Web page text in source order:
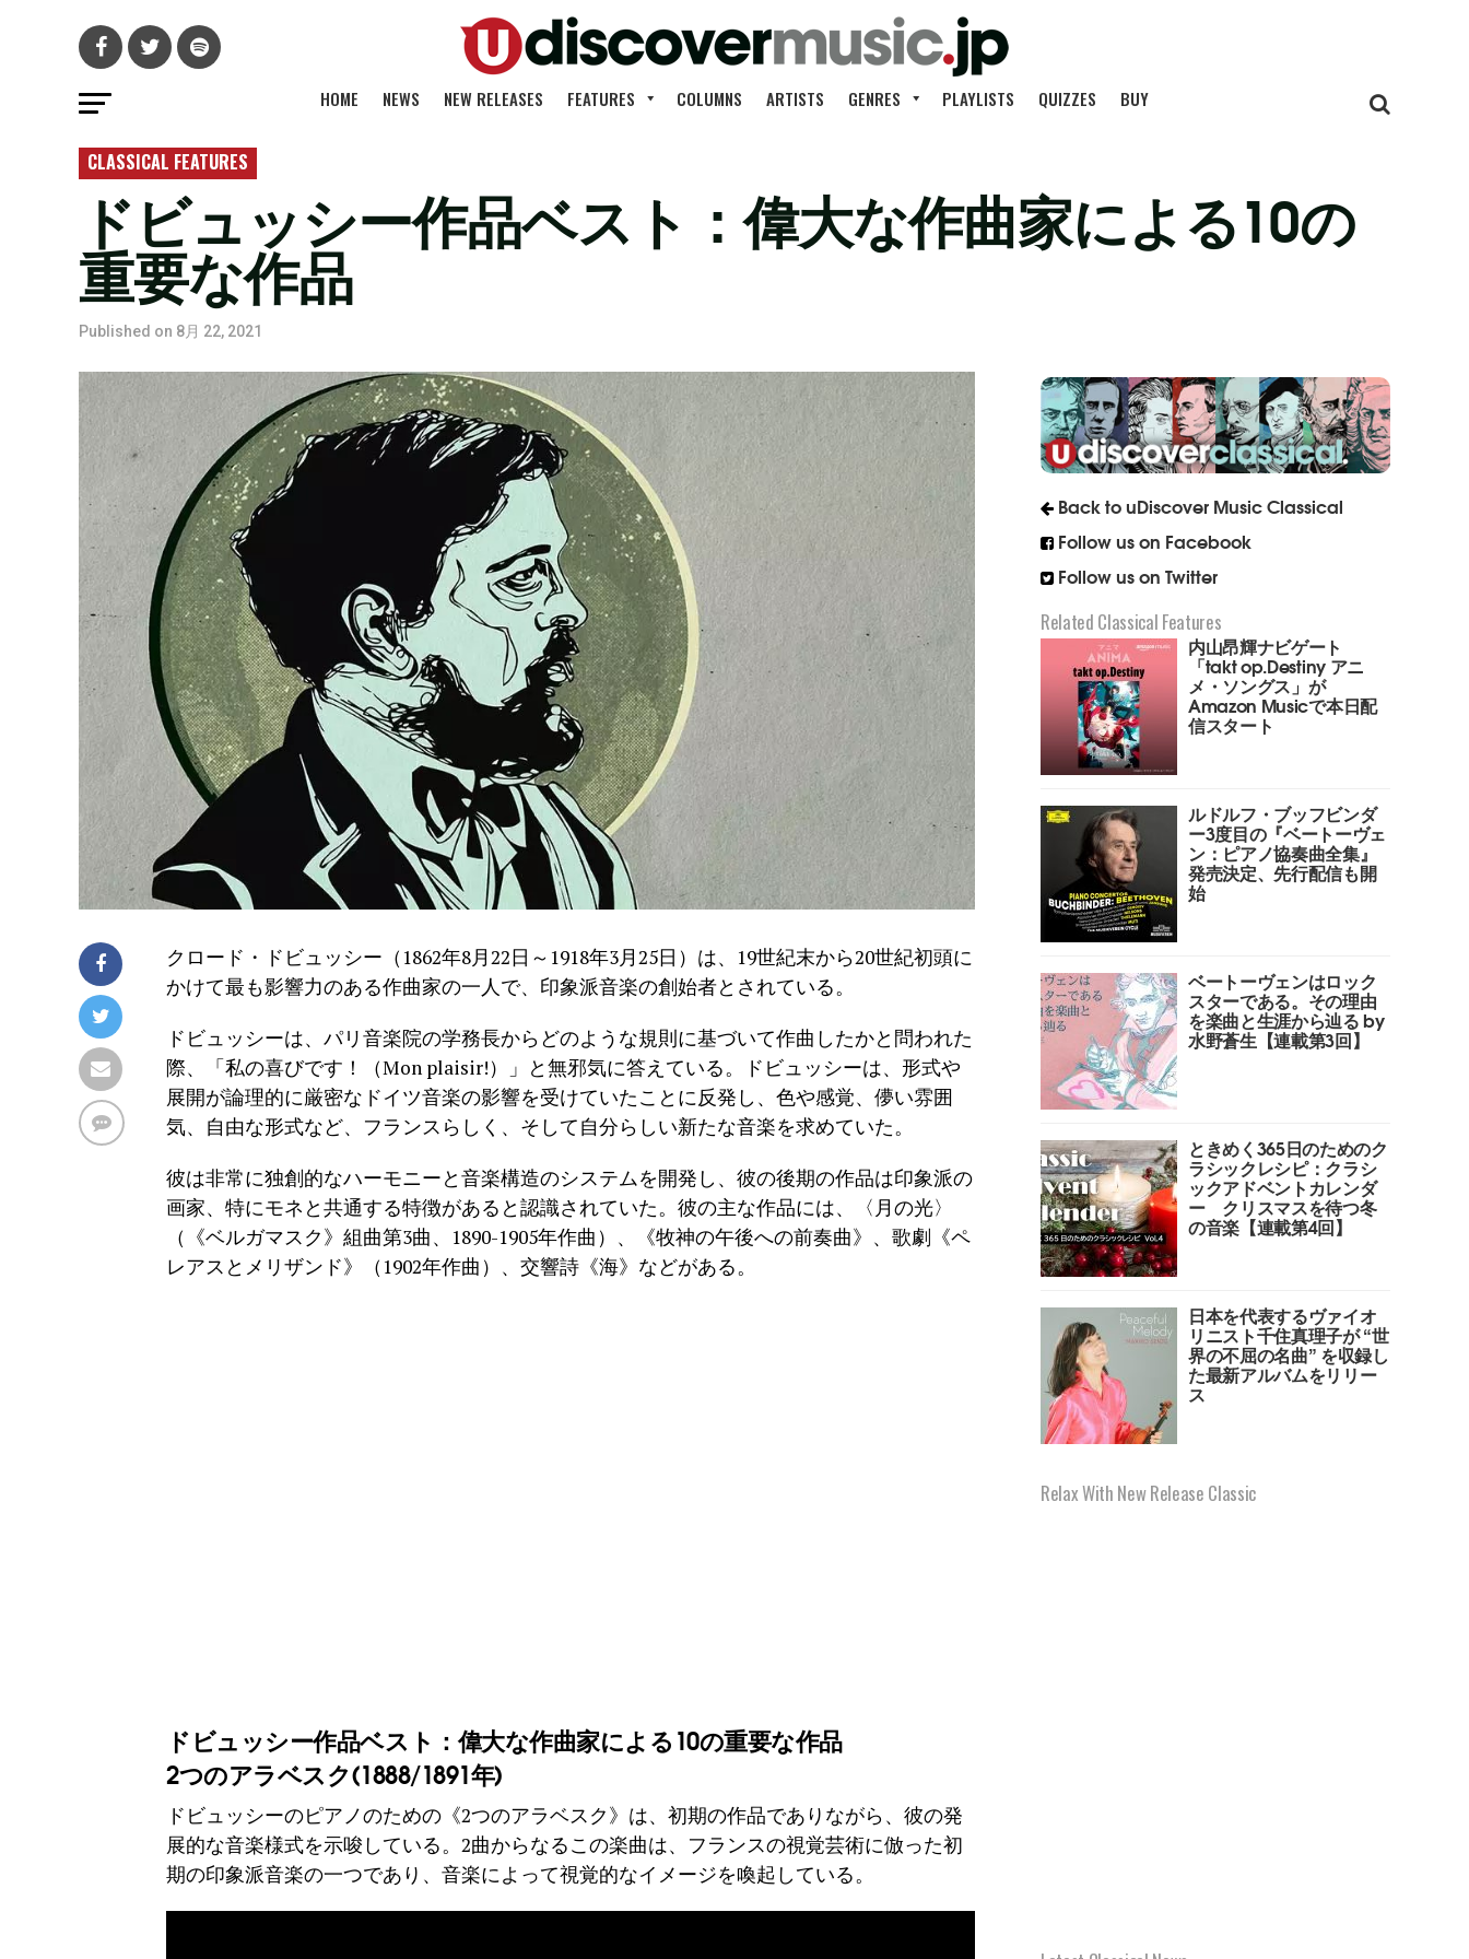
HOME NEWS NEW RELEASES FEATURES COLUMNS ARTISTS GENRES PLAYLISTS QUIZZES BUY
CLASSICAL FEATURES
ドビュッシー作品ベスト：偉大な作曲家による10の
重要な作品
Published on 8月 22, 2021
クロード・ドビュッシー（1862年8月22日～1918年3月25日）は、19世紀末から20世紀初頭に
かけて最も影響力のある作曲家の一人で、印象派音楽の創始者とされている。
ドビュッシーは、パリ音楽院の学務長からどのような規則に基づいて作曲したかと問われた
際、「私の喜びです！（Mon plaisir!）」と無邪気に答えている。ドビュッシーは、形式や
展開が論理的に厳密なドイツ音楽の影響を受けていたことに反発し、色や感覚、儚い雰囲
気、自由な形式など、フランスらしく、そして自分らしい新たな音楽を求めていた。
彼は非常に独創的なハーモニーと音楽構造のシステムを開発し、彼の後期の作品は印象派の
画家、特にモネと共通する特徴があると認識されていた。彼の主な作品には、〈月の光〉
（《ベルガマスク》組曲第3曲、1890-1905年作曲）、《牧神の午後への前奏曲》、歌劇《ペ
レアスとメリザンド》（1902年作曲）、交響詩《海》などがある。
ドビュッシー作品ベスト：偉大な作曲家による10の重要な作品
2つのアラベスク(1888/1891年)
ドビュッシーのピアノのための《2つのアラベスク》は、初期の作品でありながら、彼の発
展的な音楽様式を示唆している。2曲からなるこの楽曲は、フランスの視覚芸術に倣った初
期の印象派音楽の一つであり、音楽によって視覚的なイメージを喚起している。
Back to uDiscover Music Classical
Follow us on Facebook
Follow us on Twitter
Related Classical Features
内山昂輝ナビゲート
「takt op.Destiny アニ
メ・ソングス」が
Amazon Musicで本日配
信スタート
ルドルフ・ブッフビンダ
ー3度目の『ベートーヴェ
ン：ピアノ協奏曲全集』
発売決定、先行配信も開
始
ベートーヴェンはロック
スターである。その理由
を楽曲と生涯から辿る by
水野蒼生【連載第3回】
ときめく365日のためのク
ラシックレシピ：クラシ
ックアドベントカレンダ
ー クリスマスを待つ冬
の音楽【連載第4回】
日本を代表するヴァイオ
リニスト千住真理子が “世
界の不屈の名曲” を収録し
た最新アルバムをリリー
ス
Relax With New Release Classic